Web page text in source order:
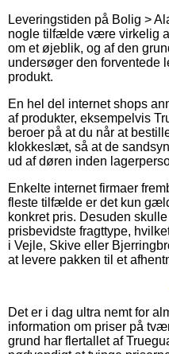
Leveringstiden på Bolig >
nogle tilfælde være virkelig
om et øjeblik, og af den
undersøger den forventede
produkt.
En hel del internet shops
af produkter, eksempelvis
beroer på at du når at
klokkeslæt, så at de
ud af døren inden
Enkelte internet firmaer
fleste tilfælde er det kun
konkret pris. Desuden
prisbevidste fragttype,
i Vejle, Skive eller
at levere pakken til et
Det er i dag ultra nemt for
information om priser på
grund har flertallet af